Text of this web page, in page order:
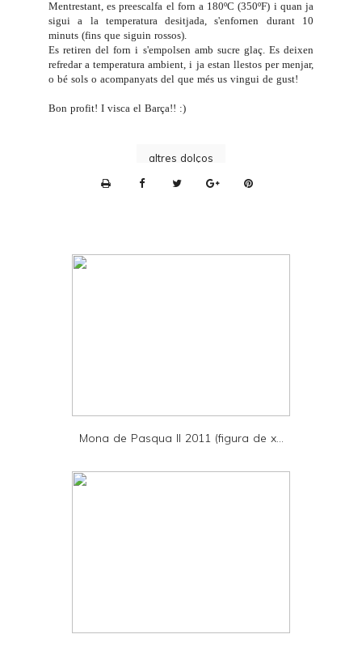
Mentrestant, es preescalfa el forn a 180ºC (350ºF) i quan ja
sigui a la temperatura desitjada, s'enfornen durant 10
minuts (fins que siguin rossos).
Es retiren del forn i s'empolsen amb sucre glaç. Es deixen
refredar a temperatura ambient, i ja estan llestos per menjar,
o bé sols o acompanyats del que més us vingui de gust!
Bon profit! I visca el Barça!! :)
altres dolços
n
d
Mona de Pasqua II 2011 (figura de x...